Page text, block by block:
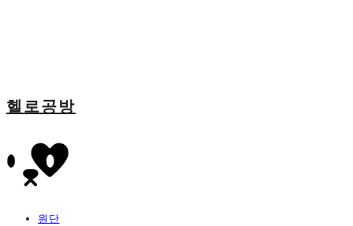
헬로공방
원단